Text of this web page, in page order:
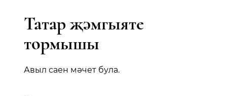
Татар җәмгыяте
тормышы
Авыл саен мәчет була.